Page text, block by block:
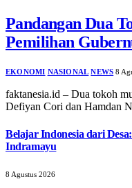
Pandangan Dua
Pemilihan
EKONOMI NASIONAL NEWS 8
faktanesia.id – Dua tokoh
Defiyan Cori dan Hamdan
Belajar Indonesia dari
Indramayu
8 Agustus 2026